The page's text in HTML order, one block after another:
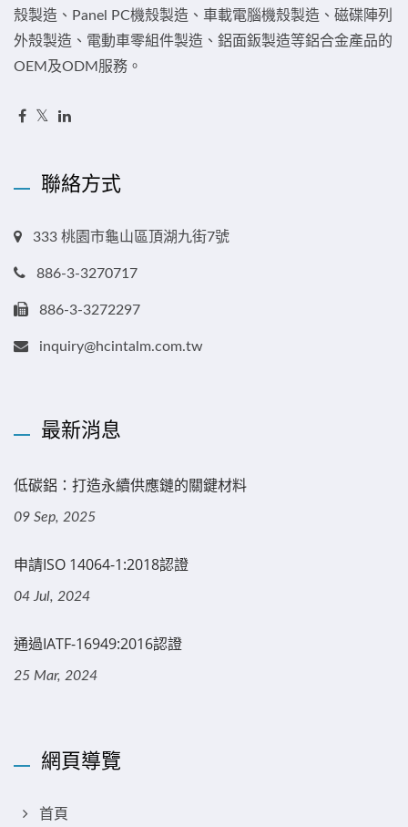
殼製造、Panel PC機殼製造、車載電腦機殼製造、磁碟陣列
外殼製造、電動車零組件製造、鋁面鈑製造等鋁合金產品的
OEM及ODM服務。
聯絡方式
333 桃園市龜山區頂湖九街7號
886-3-3270717
886-3-3272297
inquiry@hcintalm.com.tw
最新消息
低碳鋁：打造永續供應鏈的關鍵材料
09 Sep, 2025
申請ISO 14064-1:2018認證
04 Jul, 2024
通過IATF-16949:2016認證
25 Mar, 2024
網頁導覽
首頁